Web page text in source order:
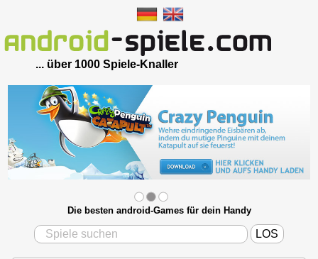
... über 1000 Spiele-Knaller
Die besten android-Games für dein Handy